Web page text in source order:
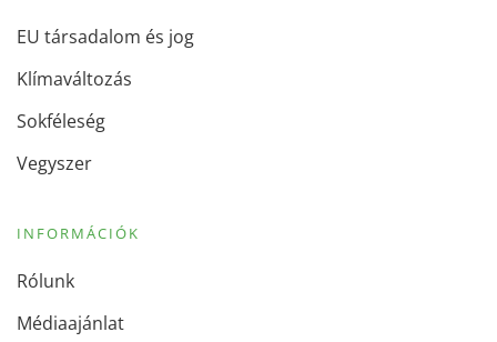
EU társadalom és jog
Klímaváltozás
Sokféleség
Vegyszer
INFORMÁCIÓK
Rólunk
Médiaajánlat